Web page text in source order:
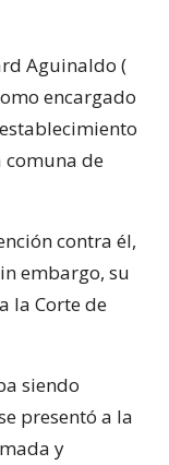
Aguinaldo (
encargado
comuna de
contra él,
embargo, su
la Corte de
siendo
presentó a la
y